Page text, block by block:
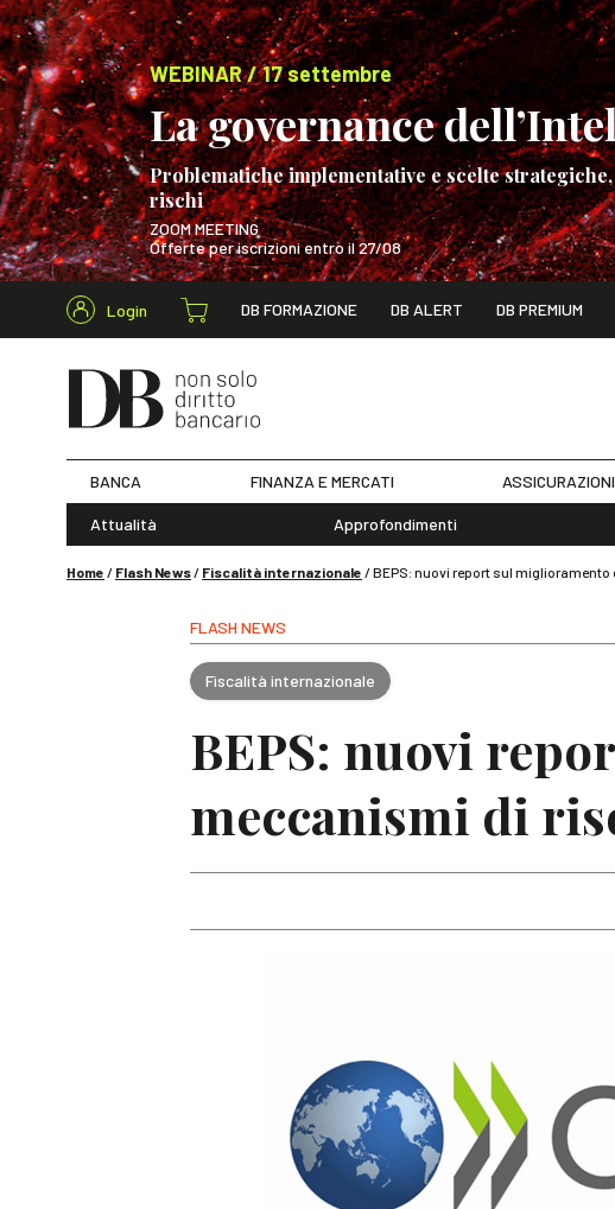
WEBINAR / 17 settembre
La governance
Problematiche implementative e scelte
rischi
ZOOM MEETING
Offerte per iscrizioni entro il 27/08
WEBINAR / 17 settembre
Login DB FORMAZIONE DB ALERT DB PREMIUM
Cerca nel sito
BANCA FINANZA E MERCATI
Attualità Approfondimenti
Home / Flash News/ Fiscalità internazionale /BEPS: nuovi report sul
FLASH NEWS
Fiscalità internazionale
BEPS: nuovi
meccanismi di